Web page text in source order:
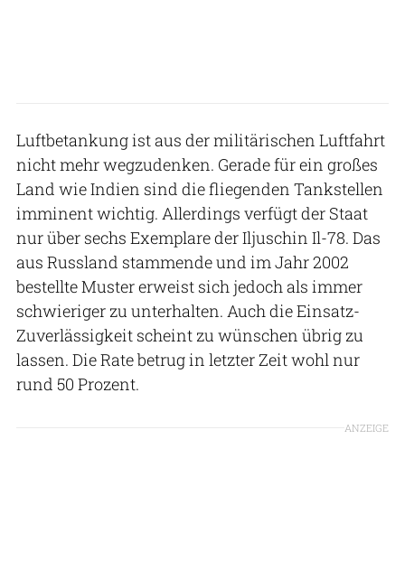
Luftbetankung ist aus der militärischen Luftfahrt
nicht mehr wegzudenken. Gerade für ein großes
Land wie Indien sind die fliegenden Tankstellen
imminent wichtig. Allerdings verfügt der Staat
nur über sechs Exemplare der Iljuschin Il-78. Das
aus Russland stammende und im Jahr 2002
bestellte Muster erweist sich jedoch als immer
schwieriger zu unterhalten. Auch die Einsatz-
Zuverlässigkeit scheint zu wünschen übrig zu
lassen. Die Rate betrug in letzter Zeit wohl nur
rund 50 Prozent.
ANZEIGE